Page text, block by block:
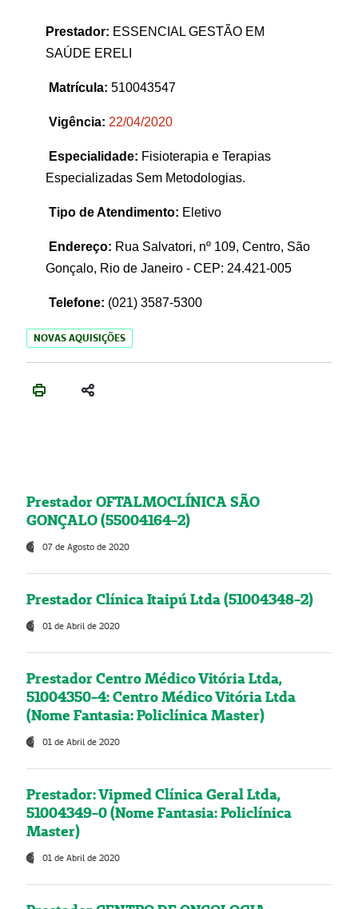
Prestador: ESSENCIAL GESTÃO EM
SAÚDE ERELI
Matrícula: 510043547
Vigência: 22/04/2020
Especialidade: Fisioterapia e Terapias
Especializadas Sem Metodologias.
Tipo de Atendimento: Eletivo
Endereço: Rua Salvatori, nº 109, Centro, São
Gonçalo, Rio de Janeiro - CEP: 24.421-005
Telefone: (021) 3587-5300
NOVAS AQUISIÇÕES
Prestador OFTALMOCLÍNICA SÃO
GONÇALO (55004164-2)
07 de Agosto de 2020
Prestador Clínica Itaipú Ltda (51004348-2)
01 de Abril de 2020
Prestador Centro Médico Vitória Ltda,
51004350-4: Centro Médico Vitória Ltda
(Nome Fantasia: Policlínica Master)
01 de Abril de 2020
Prestador: Vipmed Clínica Geral Ltda,
51004349-0 (Nome Fantasia: Policlínica
Master)
01 de Abril de 2020